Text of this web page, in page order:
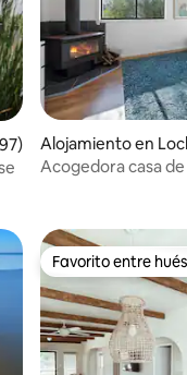
promedio: 4.98 de 5,
Alojamiento en
Acogedora casa
Favorito entre
Favorito entre